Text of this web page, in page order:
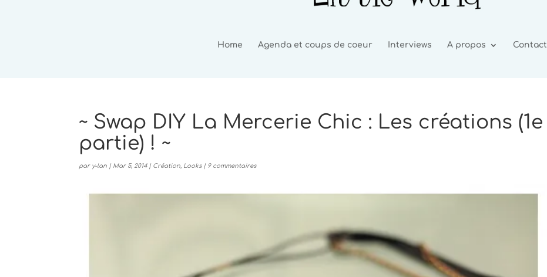
Home Agenda et coups de coeur Interviews A propos Contact
~ Swap DIY La Mercerie Chic : Les créations (1e
partie) ! ~
par y-lan | Mar 5, 2014| Création Looks| 9 commentaires